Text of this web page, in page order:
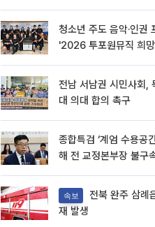
청소년 주도 음악·인권
'2026 투포원뮤직 희
전남 서남권 시민사회,
대 의대 합의 촉구
종합특검 ‘계엄 수용공
해 전 교정본부장 불구
속보
재 발생